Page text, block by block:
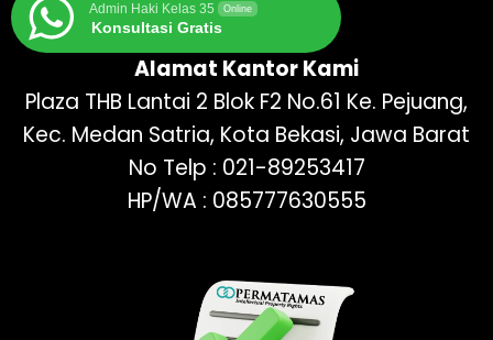
Admin Haki Kelas 35 Online
Konsultasi Gratis
Alamat Kantor Kami
Plaza THB Lantai 2 Blok F2 No.61 Ke. Pejuang,
Kec. Medan Satria, Kota Bekasi, Jawa Barat
No Telp : 021-89253417
HP/WA : 085777630555